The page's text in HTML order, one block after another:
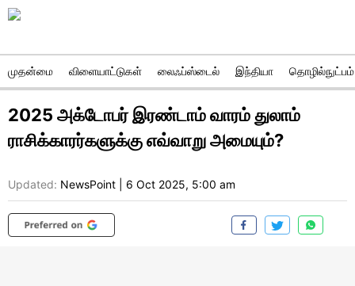
முதன்மை விளையாட்டுகள் லைஃப்ஸ்டைல் இந்தியா தொழில்நுட்பம்
2025 அக்டோபர் இரண்டாம் வாரம் துலாம்
ராசிக்காரர்களுக்கு எவ்வாறு அமையும்?
Updated: NewsPoint 6 Oct 2025, 5:00 am